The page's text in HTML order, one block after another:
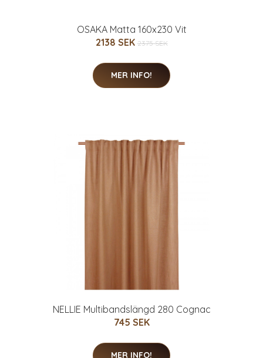
OSAKA Matta 160x230 Vit
2138 SEK 2375 SEK
MER INFO!
NELLIE Multibandslängd 280 Cognac
745 SEK
MER INFO!